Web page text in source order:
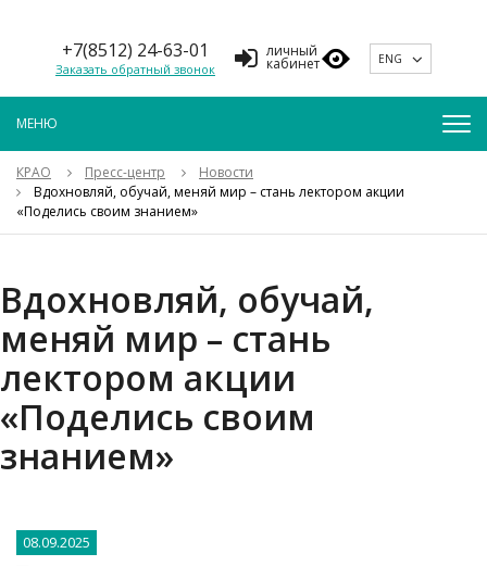
+7(8512) 24-63-01
Заказать обратный звонок
личный
кабинет ENG
КРАО Пресс-центр
Новости
Вдохновляй, обучай, меняй мир – стань лектором акции
«Поделись своим знанием»
Вдохновляй, обучай,
меняй мир – стань
лектором акции
«Поделись своим
знанием»
08.09.2025